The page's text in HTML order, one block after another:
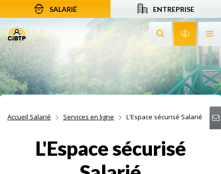
Aller au contenu
Aller à la recherche
Aller à la navigation
SALARIÉ ENTREPRISE
Rechercher sur
Accueil Salarié Services en ligne L'Espace sécurisé Salarié
L'Espace sécurisé